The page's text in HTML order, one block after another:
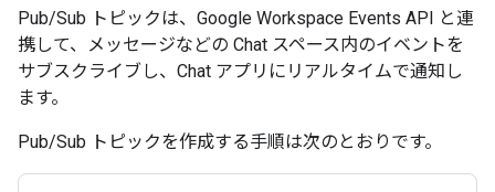
Pub/Sub トピックは、Google Workspace Events API と連
携して、メッセージなどの Chat スペース内のイベントを
サブスクライブし、Chat アプリにリアルタイムで通知し
ます。
Pub/Sub トピックを作成する手順は次のとおりです。